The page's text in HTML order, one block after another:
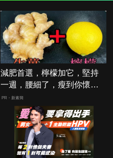
減肥首選，檸檬加它，堅持
一週，腰細了，瘦到你懷疑
人生
PR・新素簡